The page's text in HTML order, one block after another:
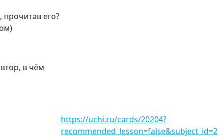
прочитав его?
в чём
https://uchi.ru/cards/20204?
recommended_lesson=false&subject_id=2